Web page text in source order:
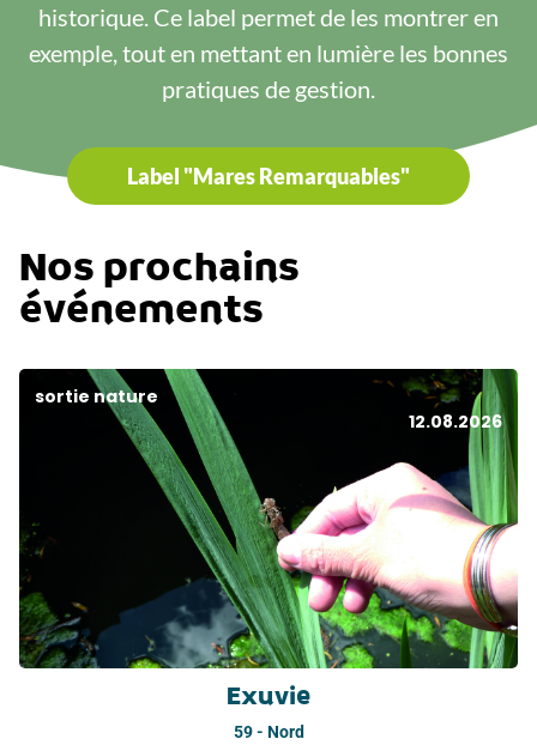
historique. Ce label permet de les montrer en
exemple, tout en mettant en lumière les bonnes
pratiques de gestion.
Label "Mares Remarquables"
Nos prochains
événements
sortie nature
12.08.2026
Exuvie
59 - Nord